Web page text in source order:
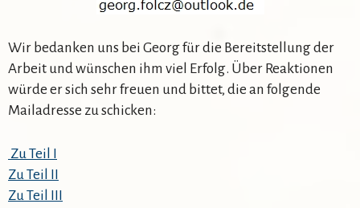
Wir bedanken uns bei Georg für die Bereitstellung der
Arbeit und wünschen ihm viel Erfolg. Über Reaktionen
würde er sich sehr freuen und bittet, die an folgende
Mailadresse zu schicken:
Zu Teil I
Zu Teil II
Zu Teil III